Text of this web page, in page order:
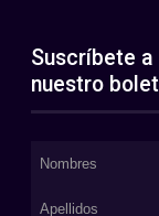
Suscríbete a
nuestro